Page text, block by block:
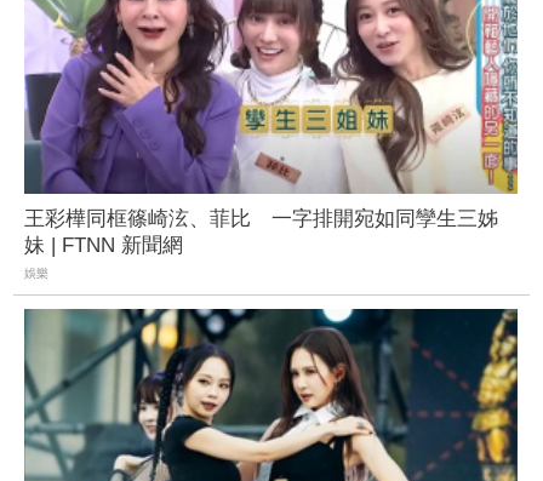
王彩樺同框篠崎泫、菲比 一字排開宛如同孿生三姊
妹 | FTNN 新聞網
娛樂